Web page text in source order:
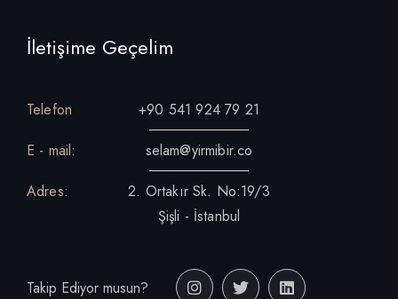
İletişime Geçelim
Telefon
+90 541 924 79 21
E - mail:
selam@yirmibir.co
Adres:
2. Ortakır Sk. No:19/3
Şişli - İstanbul
Takip Ediyor musun?